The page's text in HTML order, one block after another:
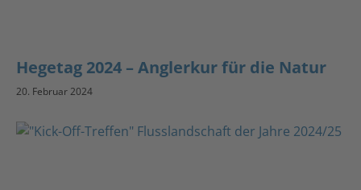
Hegetag 2024 – Anglerkur für die Natur
20. Februar 2024